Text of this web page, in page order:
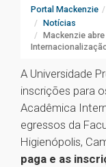
Portal Mackenzie
Notícias
Mackenzie
A Universidade
inscrições para
Acadêmica
egressos da
Higienópolis,
paga e as